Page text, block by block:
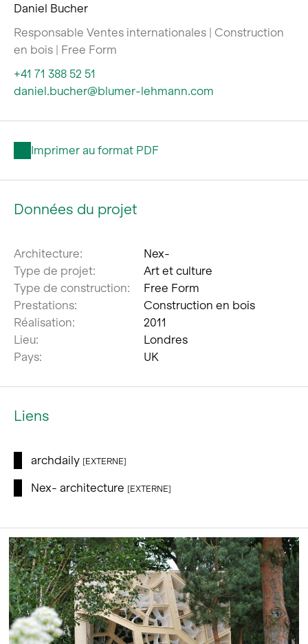
Daniel Bucher
Responsable Ventes internationales | Construction
en bois | Free Form
+41 71 388 52 51
daniel.bucher@blumer-lehmann.com
Imprimer au format PDF
Données du projet
Architecture:
Nex-
Type de projet:
Art et culture
Type de construction:
Free Form
Prestations:
Construction en bois
Réalisation:
2011
Lieu:
Londres
Pays:
UK
Liens
archdaily [EXTERNE]
Nex- architecture [EXTERNE]